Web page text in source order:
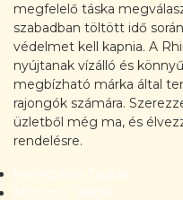
megfelelő táska
szabadban töltött idő
védelmet kell kapnia. A
nyújtanak vízálló és
megbízható márka által
rajongók számára.
üzletből még ma, és
rendelésre.
Kerékpáros Táskák
Motoros Táskák